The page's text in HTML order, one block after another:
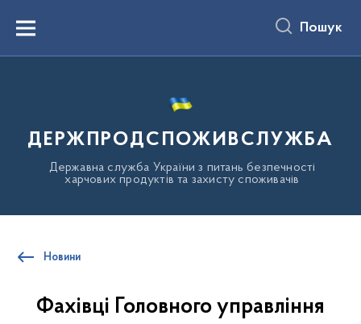
вмістуMenu Пошук
ДЕРЖПРОДСПОЖИВСЛУЖБА
Державна служба України з питань безпечності
харчових продуктів та захисту споживачів
Новини
Фахівці Головного управління